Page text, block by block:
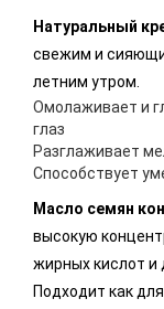
Натуральный
свежим и
летним утром.
Омолаживает и
глаз
Разглаживает
Способствует
Масло семян
высокую
жирных кислот и
Подходит как